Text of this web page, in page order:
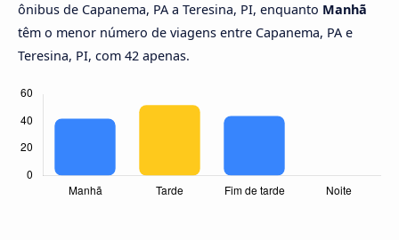
ônibus de Capanema, PA a Teresina, PI, enquanto Manhã
têm o menor número de viagens entre Capanema, PA e
Teresina, PI, com 42 apenas.